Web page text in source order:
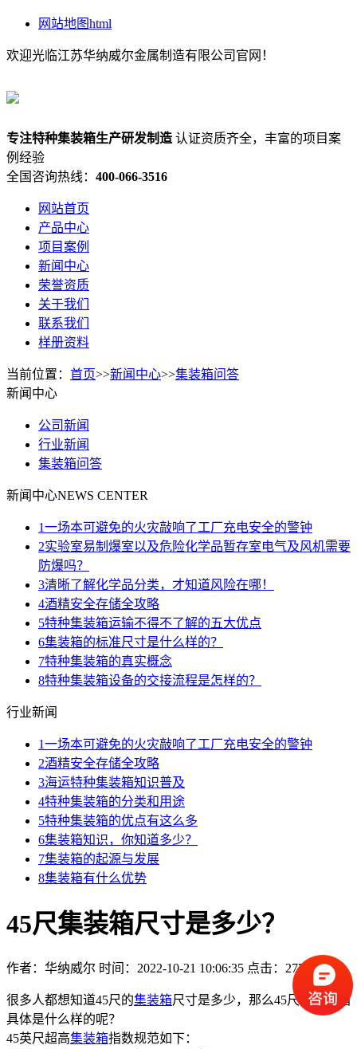
网站地图html
欢迎光临江苏华纳威尔金属制造有限公司官网！
专注特种集装箱生产研发制造 认证资质齐全，丰富的项目案
例经验
全国咨询热线： 400-066-3516
网站首页
产品中心
项目案例
新闻中心
荣誉资质
关于我们
联系我们
样册资料
当前位置： 首页>>新闻中心>>集装箱问答
新闻中心
公司新闻
行业新闻
集装箱问答
新闻中心NEWS CENTER
1一场本可避免的火灾敲响了工厂充电安全的警钟
2实验室易制爆室以及危险化学品暂存室电气及风机需要
防爆吗？
3清晰了解化学品分类，才知道风险在哪！
4酒精安全存储全攻略
5特种集装箱运输不得不了解的五大优点
6集装箱的标准尺寸是什么样的？
7特种集装箱的真实概念
8特种集装箱设备的交接流程是怎样的？
行业新闻
1一场本可避免的火灾敲响了工厂充电安全的警钟
2酒精安全存储全攻略
3海运特种集装箱知识普及
4特种集装箱的分类和用途
5特种集装箱的优点有这么多
6集装箱知识，你知道多少？
7集装箱的起源与发展
8集装箱有什么优势
45尺集装箱尺寸是多少？
作者：华纳威尔 时间：2022-10-21 10:06:35 点击：2779 次
很多人都想知道45尺的集装箱尺寸是多少，那么45尺的集装箱
具体是什么样的呢？
45英尺超高集装箱指数规范如下：